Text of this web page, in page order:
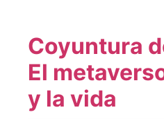
Coyuntura
El
y la vida